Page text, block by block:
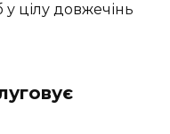
у цілу довжечінь